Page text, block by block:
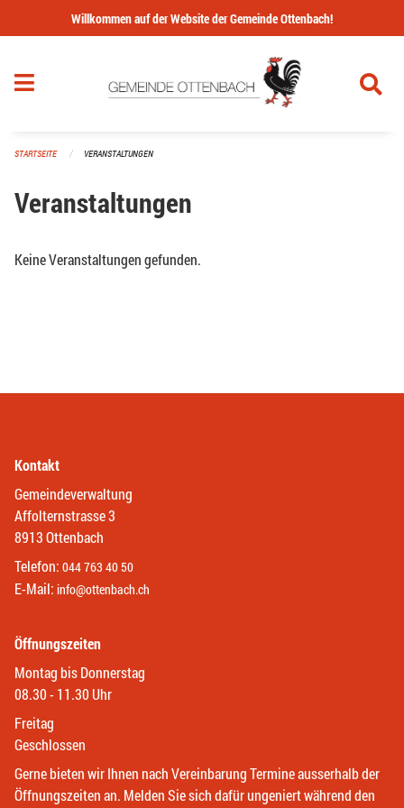
Navigation überspringen
Willkommen auf der Website der Gemeinde Ottenbach!
STARTSEITE VERANSTALTUNGEN
Veranstaltungen
Keine Veranstaltungen gefunden.
Kontakt
Gemeindeverwaltung
Affolternstrasse 3
8913 Ottenbach
Telefon: 044 763 40 50
E-Mail: info@ottenbach.ch
Öffnungszeiten
Montag bis Donnerstag
08.30 - 11.30 Uhr
Freitag
Geschlossen
Gerne bieten wir Ihnen nach Vereinbarung Termine ausserhalb der
Öffnungszeiten an. Melden Sie sich dafür ungeniert während den